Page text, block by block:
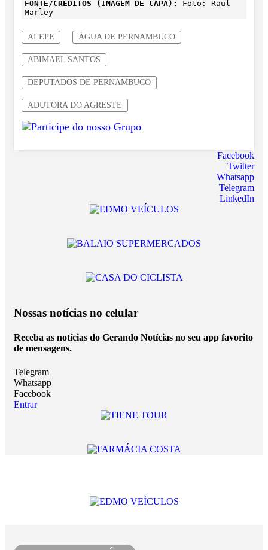
FONTE/CRÉDITOS (IMAGEM DE CAPA):
Foto: Raul
Marley
ALEPE ÁGUA DE PERNAMBUCO
ABIMAEL SANTOS
DEPUTADOS DE PERNAMBUCO
ADUTORA DO AGRESTE
Facebook
Twitter
Whatsapp
Telegram
LinkedIn
Nossas notícias no celular
Receba as notícias do Gerando Notícias no seu app favorito
de mensagens.
Telegram
Whatsapp
Facebook
Entrar